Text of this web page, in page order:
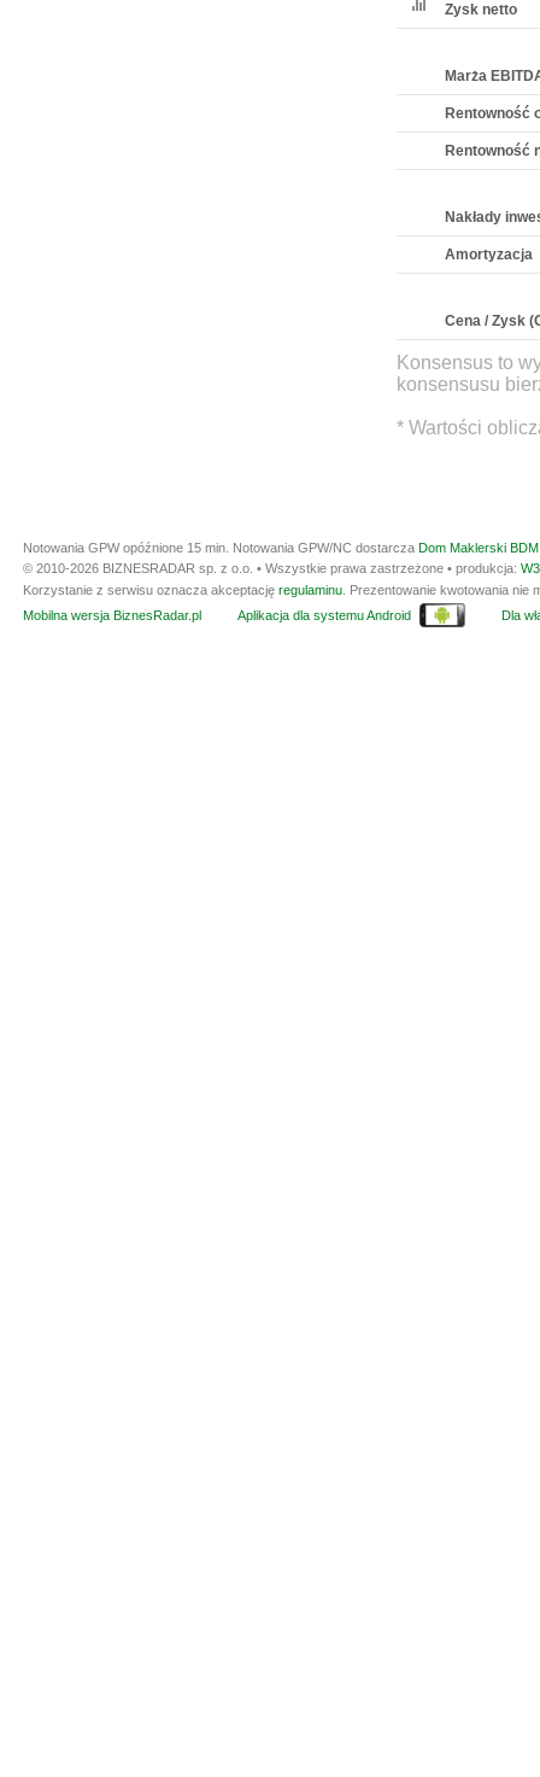
Zysk netto
Marża
Rentowność
Rentowność
Nakłady
Amortyzacja
Cena / Zysk
Konsensus to
konsensusu
* Wartości
Notowania GPW opóźnione 15 min. Notowania GPW/NC dostarcza Dom Maklerski
© 2010-2026 BIZNESRADAR sp. z o.o. • Wszystkie prawa zastrzeżone • produkcja:
Korzystanie z serwisu oznacza akceptację regulaminu . Prezentowanie kwotowania
Mobilna wersja BiznesRadar.pl
Aplikacja dla systemu Android Dla